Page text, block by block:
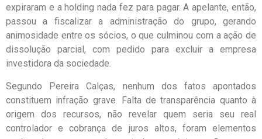
expiraram e a holding nada fez para pagar. A apelante, então,
passou a fiscalizar a administração do grupo, gerando
animosidade entre os sócios, o que culminou com a ação de
dissolução parcial, com pedido para excluir a empresa
investidora da sociedade.
Segundo Pereira Calças, nenhum dos fatos apontados
constituem infração grave. Falta de transparência quanto à
origem dos recursos, não revelar quem seria seu real
controlador e cobrança de juros altos, foram elementos